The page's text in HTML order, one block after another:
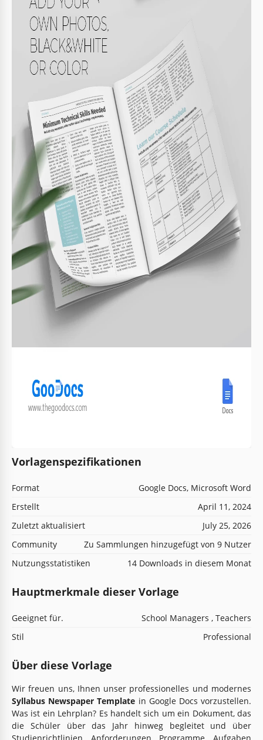
Vorlagenspezifikationen
Format
Google Docs, Microsoft Word
Erstellt
April 11, 2024
Zuletzt aktualisiert
July 25, 2026
Community
Zu Sammlungen hinzugefügt von 9 Nutzer
Nutzungsstatistiken
14 Downloads in diesem Monat
Hauptmerkmale dieser Vorlage
Geeignet für.
School Managers , Teachers
Stil
Professional
Über diese Vorlage
Wir freuen uns, Ihnen unser professionelles und modernes
Syllabus Newspaper Template in Google Docs vorzustellen.
Was ist ein Lehrplan? Es handelt sich um ein Dokument, das
die Schüler über das Jahr hinweg begleitet und über
Studienrichtlinien, Anforderungen, Programme, Aufgaben